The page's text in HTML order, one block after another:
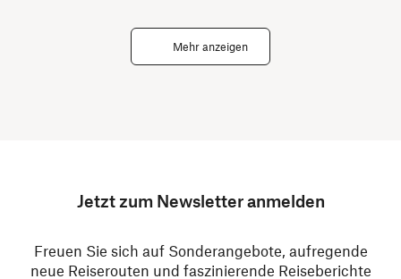
Mehr anzeigen
Jetzt zum Newsletter anmelden
Freuen Sie sich auf Sonderangebote, aufregende
neue Reiserouten und faszinierende Reiseberichte